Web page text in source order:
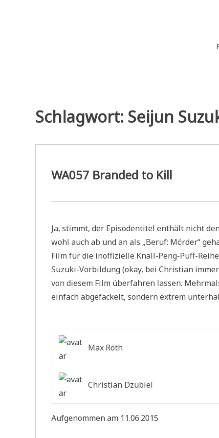
Schlagwort: Seijun
WA057 Branded to Kill
Ja, stimmt, der Episodentitel enthält nicht
wohl auch ab und an als „Beruf: Mörder“
Film für die inoffizielle Knall-Peng-Puff-
Suzuki-Vorbildung (okay, bei Christian
von diesem Film überfahren lassen.
einfach abgefackelt, sondern extrem
Max Roth
Christian Dzubiel
Aufgenommen am 11.06.2015